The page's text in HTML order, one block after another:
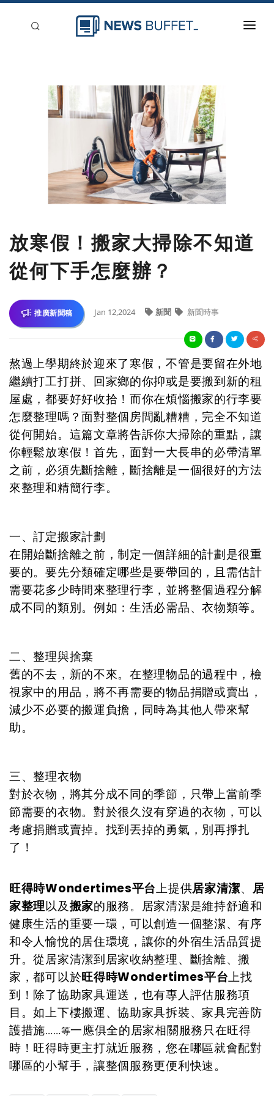
新聞稿分類
登入
放寒假！搬家大掃除不知道
從何下手怎麼辦？
推廣新聞稿 Jan 12,2024 新聞 新聞時事
熬過上學期終於迎來了寒假，不管是要留在外地
繼續打工打拼、回家鄉的你抑或是要搬到新的租
屋處，都要好好收拾！而你在煩惱搬家的行李要
怎麼整理嗎？面對整個房間亂糟糟，完全不知道
從何開始。這篇文章將告訴你大掃除的重點，讓
你輕鬆放寒假！首先，面對一大長串的必帶清單
之前，必須先斷捨離，斷捨離是一個很好的方法
來整理和精簡行李。
一、訂定搬家計劃
在開始斷捨離之前，制定一個詳細的計劃是很重
要的。要先分類確定哪些是要帶回的，且需估計
需要花多少時間來整理行李，並將整個過程分解
成不同的類別。例如：生活必需品、衣物類等。
二、整理與捨棄
舊的不去，新的不來。在整理物品的過程中，檢
視家中的用品，將不再需要的物品捐贈或賣出，
減少不必要的搬運負擔，同時為其他人帶來幫
助。
三、整理衣物
對於衣物，將其分成不同的季節，只帶上當前季
節需要的衣物。對於很久沒有穿過的衣物，可以
考慮捐贈或賣掉。找到丟掉的勇氣，別再掙扎
了！
旺得時Wondertimes平台上提供居家清潔、 居
家整理以及搬家的服務。居家清潔是維持舒適和
健康生活的重要一環，可以創造一個整潔、有序
和令人愉悅的居住環境，讓你的外宿生活品質提
升。從居家清潔到居家收納整理、斷捨離、搬
家，都可以於旺得時Wondertimes平台上找
到！除了協助家具運送，也有專人評估服務項
目。如上下樓搬運、協助家具拆裝、家具完善防
護措施……等一應俱全的居家相關服務只在旺得
時！旺得時更主打就近服務，您在哪區就會配對
哪區的小幫手，讓整個服務更便利快速。